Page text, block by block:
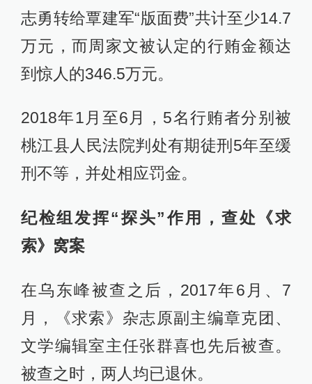
志勇转给覃建军“版面费”共计至少14.7
万元，而周家文被认定的行贿金额达
到惊人的346.5万元。
2018年1月至6月，5名行贿者分别被
桃江县人民法院判处有期徒刑5年至缓
刑不等，并处相应罚金。
纪检组发挥“探头”作用，查处《求
索》窝案
在乌东峰被查之后，2017年6月、7
月，《求索》杂志原副主编章克团、
文学编辑室主任张群喜也先后被查。
被查之时，两人均已退休。